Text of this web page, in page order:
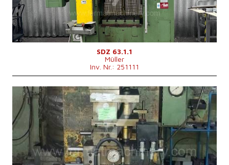
Kontrollsystem
nein
SDZ 63.1.1
Müller
Inv. Nr.: 251111
Baujahr:
0
Presskraft
100 t
Die Abmessungen des Desktop
750x560 mm
Stößelabmessungen
530x400 mm
Hauptmotorleistung
15 kW
Maschinenabmessungen L x B x H1900x1200x3030 mm
Maschinengewicht
5000 kg
Max. Stößelhub
500 mm